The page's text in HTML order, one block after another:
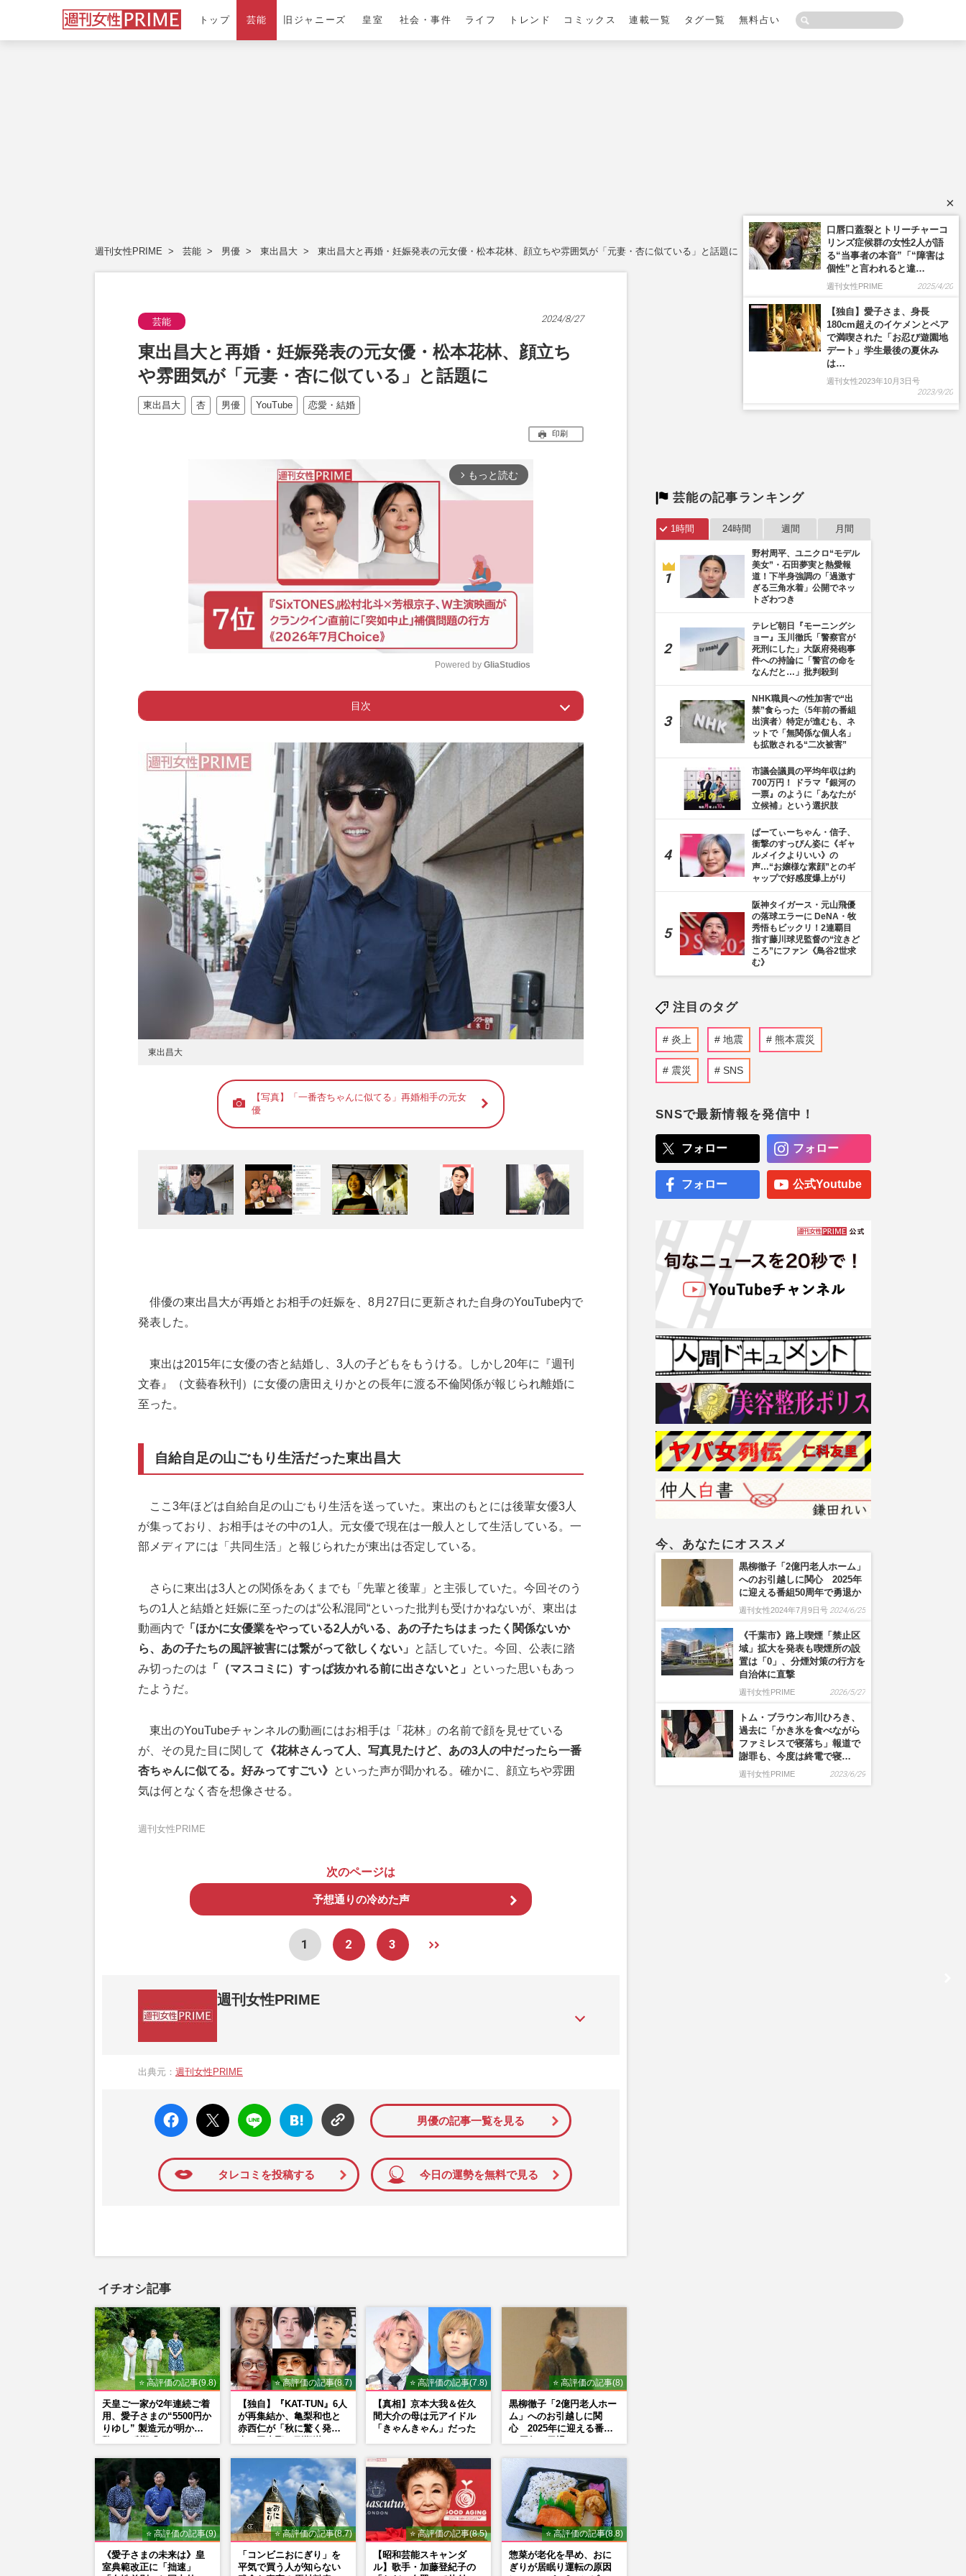
トップ 芸能 旧ジャニーズ 皇室 社会・事件 ライフ トレンド コミックス 連載一覧 タグ一覧 無料占い
週刊女性PRIME 芸能 男優 東出昌大 東出昌大と再婚・妊娠発表の元女優・松本花林、顔立ちや雰囲気が「元妻・杏に似ている」と話題に
芸能 2024/8/27
東出昌大と再婚・妊娠発表の元女優・松本花林、顔立ち
や雰囲気が「元妻・杏に似ている」と話題に
東出昌大 杏 男優 YouTube 恋愛・結婚
印刷
arrow_forward_ios もっと読む
t
Powered by GliaStudios
目次
Page 1 ー 自給自足の山ごもり生活だった東出昌大
ー 予想通りの冷めた声
東出昌大
【写真】「一番杏ちゃんに似てる」再婚相手の元女
優
俳優の東出昌大が再婚とお相手の妊娠を、8月27日に更新された自身のYouTube内で
発表した。
東出は2015年に女優の杏と結婚し、3人の子どもをもうける。しかし20年に『週刊
文春』（文藝春秋刊）に女優の唐田えりかとの長年に渡る不倫関係が報じられ離婚に
至った。
自給自足の山ごもり生活だった東出昌大
ここ3年ほどは自給自足の山ごもり生活を送っていた。東出のもとには後輩女優3人
が集っており、お相手はその中の1人。元女優で現在は一般人として生活している。一
部メディアには「共同生活」と報じられたが東出は否定している。
さらに東出は3人との関係をあくまでも「先輩と後輩」と主張していた。今回そのう
ちの1人と結婚と妊娠に至ったのは“公私混同“といった批判も受けかねないが、東出は
動画内で 「ほかに女優業をやっている2人がいる、あの子たちはまったく関係ないか
ら、あの子たちの風評被害には繋がって欲しくない」
と話していた。今回、公表に踏
み切ったのは 「（マスコミに）すっぱ抜かれる前に出さないと」
といった思いもあっ
たようだ。
東出のYouTubeチャンネルの動画にはお相手は「花林」の名前で顔を見せている
が、その見た目に関して
《花林さんって人、写真見たけど、あの3人の中だったら一番
杏ちゃんに似てる。好みってすごい》 といった声が聞かれる。確かに、顔立ちや雰囲
気は何となく杏を想像させる。
週刊女性PRIME
次のページは
予想通りの冷めた声
1 2 3
週刊女性PRIME
か、女性週刊誌『週刊女性』の誌面に掲載された記事から、インターネット利用者層にとって特に関心の
出典元： 週刊女性PRIME
faceboo
k いい
ね
X ポス
ト
LINE
はてな
ブック
マーク
男優の記事一覧を見る
タレコミを投稿する 今日の運勢を無料で見る
イチオシ記事
⭐ 高評価の記事(9.8)
天皇ご一家が2年連続ご着
用、愛子さまの“5500円か
りゆし” 製造元が明かす
⭐ 高評価の記事(8.7)
【独自】『KAT-TUN』6人
が再集結か、亀梨和也と
赤西仁が「秋に驚く発
⭐ 高評価の記事(7.8)
【真相】京本大我＆佐久
間大介の母は元アイドル
「きゃんきゃん」だった
⭐ 高評価の記事(8)
黒柳徹子「2億円老人ホー
ム」へのお引越しに関
心 2025年に迎える番組
⭐ 高評価の記事(9)
《愛子さまの未来は》皇
室典範改正に「拙速」
⭐ 高評価の記事(8.7)
「コンビニおにぎり」を
平気で買う人が知らない
⭐ 高評価の記事(8.5)
【昭和芸能スキャンダ
ル】歌手・加藤登紀子の
⭐ 高評価の記事(8.8)
惣菜が老化を早め、おに
ぎりが居眠り運転の原因
芸能の記事ランキング
1時間 24時間 週間 月間
野村周平、ユニクロ“モデル
美女”・石田夢実と熱愛報
道！下半身強調の「過激す
ぎる三角水着」公開でネッ
トざわつき
テレビ朝日『モーニングシ
ョー』玉川徹氏「警察官が
死刑にした」大阪府発砲事
件への持論に「警官の命を
なんだと…」批判殺到
NHK職員への性加害で“出
禁”食らった〈5年前の番組
出演者〉特定が進むも、ネ
ットで「無関係な個人名」
も拡散される“二次被害”
市議会議員の平均年収は約
700万円！ ドラマ『銀河の
一票』のように「あなたが
立候補」という選択肢
ぱーてぃーちゃん・信子、
衝撃のすっぴん姿に《ギャ
ルメイクよりいい》の
声…“お嬢様な素顔”とのギ
ャップで好感度爆上がり
阪神タイガース・元山飛優
の落球エラーに DeNA・牧
秀悟もビックリ！2連覇目
指す藤川球児監督の“泣きど
ころ”にファン《鳥谷2世求
む》
注目のタグ
炎上 地震 熊本震災
震災 SNS
SNSで最新情報を発信中！
フォロー フォロー
フォロー 公式Youtube
今、あなたにオススメ
黒柳徹子「2億円老人ホーム」
へのお引越しに関心 2025年
に迎える番組50周年で勇退か
週刊女性2024年7月9日号 2024/6/25
《千葉市》路上喫煙「禁止区
域」拡大を発表も喫煙所の設
置は「0」、分煙対策の行方を
自治体に直撃
週刊女性PRIME 2026/5/27
トム・ブラウン布川ひろき、
過去に「かき氷を食べながら
ファミレスで寝落ち」報道で
謝罪も、今度は終電で寝…
週刊女性PRIME 2023/6/29
×
口唇口蓋裂とトリーチャーコ
リンズ症候群の女性2人が語
る“当事者の本音”「“障害は
個性”と言われると違…
週刊女性PRIME 2025/4/20
【独自】愛子さま、身長
180cm超えのイケメンとペア
で満喫された「お忍び遊園地
デート」学生最後の夏休み
は…
週刊女性2023年10月3日号
2023/9/20